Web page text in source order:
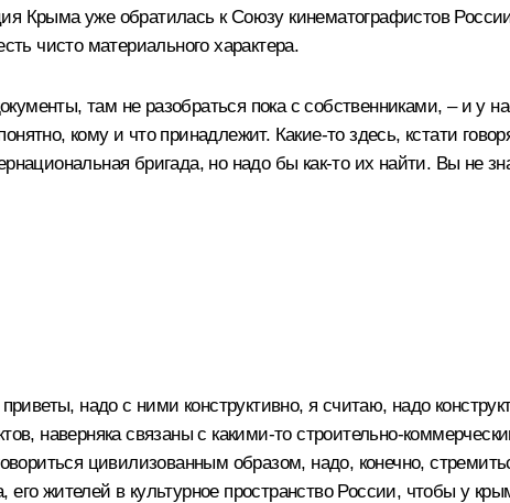
Крыма уже обратилась к Союзу кинематографистов
чисто материального характера.
там не разобраться пока с собственниками, – и у
кому и что принадлежит. Какие‑то здесь, кстати
бригада, но надо бы как‑то их найти. Вы не
надо с ними конструктивно, я считаю, надо
наверняка связаны с какими‑то строительно-
цивилизованным образом, надо, конечно,
жителей в культурное пространство России, чтобы у